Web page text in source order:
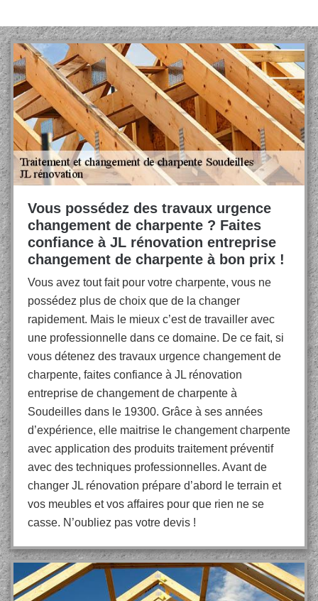
Vous possédez des travaux urgence
changement de charpente ? Faites
confiance à JL rénovation entreprise
changement de charpente à bon prix !
Vous avez tout fait pour votre charpente, vous ne
possédez plus de choix que de la changer
rapidement. Mais le mieux c’est de travailler avec
une professionnelle dans ce domaine. De ce fait, si
vous détenez des travaux urgence changement de
charpente, faites confiance à JL rénovation
entreprise de changement de charpente à
Soudeilles dans le 19300. Grâce à ses années
d’expérience, elle maitrise le changement charpente
avec application des produits traitement préventif
avec des techniques professionnelles. Avant de
changer JL rénovation prépare d’abord le terrain et
vos meubles et vos affaires pour que rien ne se
casse. N’oubliez pas votre devis !